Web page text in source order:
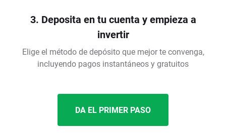
3. Deposita en tu cuenta y empieza a
invertir
Elige el método de depósito que mejor te convenga,
incluyendo pagos instantáneos y gratuitos
DA EL PRIMER PASO